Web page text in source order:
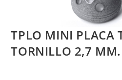
TPLO MINI PLACA
TORNILLO 2,7